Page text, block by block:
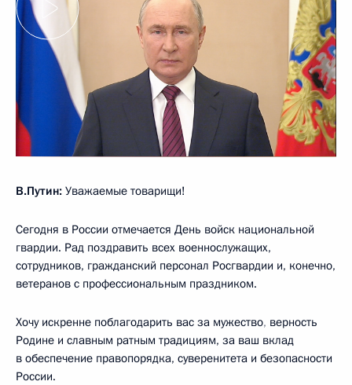
В.Путин: Уважаемые товарищи!
Сегодня в России отмечается День войск национальной
гвардии. Рад поздравить всех военнослужащих,
сотрудников, гражданский персонал Росгвардии и, конечно,
ветеранов с профессиональным праздником.
Хочу искренне поблагодарить вас за мужество, верность
Родине и славным ратным традициям, за ваш вклад
в обеспечение правопорядка, суверенитета и безопасности
России.